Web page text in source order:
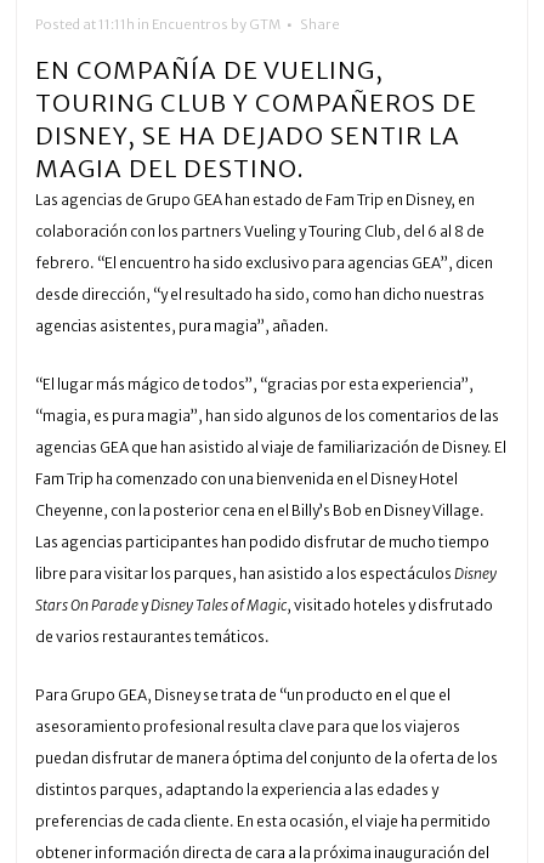
Posted at 11:11h in Encuentros by GTM Share
EN COMPAÑÍA DE VUELING,
TOURING CLUB Y COMPAÑEROS DE
DISNEY, SE HA DEJADO SENTIR LA
MAGIA DEL DESTINO.
Las agencias de Grupo GEA han estado de Fam Trip en Disney, en
colaboración con los partners Vueling y Touring Club, del 6 al 8 de
febrero. “El encuentro ha sido exclusivo para agencias GEA”, dicen
desde dirección, “y el resultado ha sido, como han dicho nuestras
agencias asistentes, pura magia”, añaden.
“El lugar más mágico de todos”, “gracias por esta experiencia”,
“magia, es pura magia”, han sido algunos de los comentarios de las
agencias GEA que han asistido al viaje de familiarización de Disney. El
Fam Trip ha comenzado con una bienvenida en el Disney Hotel
Cheyenne, con la posterior cena en el Billy’s Bob en Disney Village.
Las agencias participantes han podido disfrutar de mucho tiempo
libre para visitar los parques, han asistido a los espectáculosDisney
Stars On ParadeyDisney Tales of Magic, visitado hoteles y disfrutado
de varios restaurantes temáticos.
Para Grupo GEA, Disney se trata de “un producto en el que el
asesoramiento profesional resulta clave para que los viajeros
puedan disfrutar de manera óptima del conjunto de la oferta de los
distintos parques, adaptando la experiencia a las edades y
preferencias de cada cliente. En esta ocasión, el viaje ha permitido
obtener información directa de cara a la próxima inauguración del